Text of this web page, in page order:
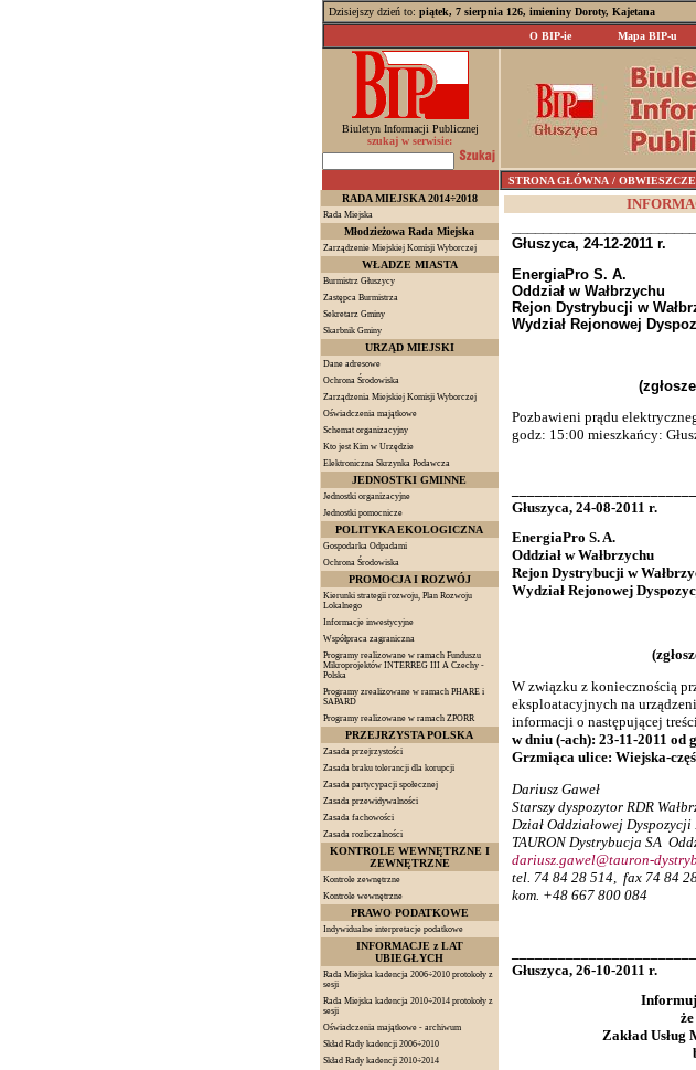
Dzisiejszy dzień to: piątek, 7 sierpnia 126, imieniny Doroty, Kajetana
O BIP-ie
Mapa BIP-u
Biuletyn Informacji Publicznej
szukaj w serwisie:
STRONA GŁÓWNA /
RADA MIEJSKA 2014÷2018
Rada Miejska
Młodzieżowa Rada Miejska
Zarządzenie Miejskiej Komisji Wyborczej
WŁADZE MIASTA
Burmistrz Głuszycy
Zastępca Burmistrza
Sekretarz Gminy
Skarbnik Gminy
URZĄD MIEJSKI
Dane adresowe
Ochrona Środowiska
Zarządzenia Miejskiej Komisji Wyborczej
Oświadczenia majątkowe
Schemat organizacyjny
Kto jest Kim w Urzędzie
Elektroniczna Skrzynka Podawcza
JEDNOSTKI GMINNE
Jednostki organizacyjne
Jednostki pomocnicze
POLITYKA EKOLOGICZNA
Gospodarka Odpadami
Ochrona Środowiska
PROMOCJA I ROZWÓJ
Kierunki strategii rozwoju, Plan Rozwoju
Lokalnego
Informacje inwestycyjne
Współpraca zagraniczna
Programy realizowane w ramach Funduszu
Mikroprojektów INTERREG III A Czechy -
Polska
Programy zrealizowane w ramach PHARE i
SAPARD
Programy realizowane w ramach ZPORR
PRZEJRZYSTA POLSKA
Zasada przejrzystości
Zasada braku tolerancji dla korupcji
Zasada partycypacji społecznej
Zasada przewidywalności
Zasada fachowości
Zasada rozliczalności
KONTROLE WEWNĘTRZNE I
ZEWNĘTRZNE
Kontrole zewnętrzne
Kontrole wewnętrzne
PRAWO PODATKOWE
Indywidualne interpretacje podatkowe
INFORMACJE z LAT
UBIEGŁYCH
Rada Miejska kadencja 2006÷2010 protokoły z
sesji
Rada Miejska kadencja 2010÷2014 protokoły z
sesji
Oświadczenia majątkowe - archiwum
Skład Rady kadencji 2006÷2010
Skład Rady kadencji 2010÷2014
Głuszyca, 24-12-2011 r.
EnergiaPro S. A.
Oddział w Wałbrzychu
Rejon Dystrybucji w
Wydział Rejonowej
Pozbawieni prądu
godz: 15:00 mieszkańcy:
Głuszyca, 24-08-2011 r.
EnergiaPro S. A.
Oddział w Wałbrzychu
Rejon Dystrybucji w
Wydział Rejonowej
W związku z koniecznością
eksploatacyjnych na
informacji o następującej
w dniu (-ach): 23-11-2011 od
Grzmiąca ulice: Wiejska-
Dariusz Gaweł
Starszy dyspozytor RDR
Dział Oddziałowej Dyspozycji
TAURON Dystrybucja SA
dariusz.gawel@tauron-
tel. 74 84 28 514, fax 74 84
kom. +48 667 800 084
Głuszyca, 26-10-2011 r.
Zakład